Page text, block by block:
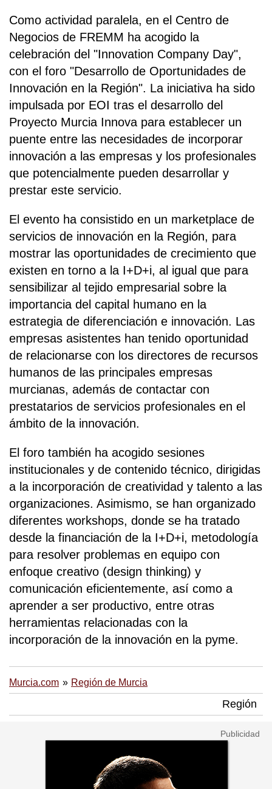
Como actividad paralela, en el Centro de
Negocios de FREMM ha acogido la
celebración del "Innovation Company Day",
con el foro "Desarrollo de Oportunidades de
Innovación en la Región". La iniciativa ha sido
impulsada por EOI tras el desarrollo del
Proyecto Murcia Innova para establecer un
puente entre las necesidades de incorporar
innovación a las empresas y los profesionales
que potencialmente pueden desarrollar y
prestar este servicio.
El evento ha consistido en un marketplace de
servicios de innovación en la Región, para
mostrar las oportunidades de crecimiento que
existen en torno a la I+D+i, al igual que para
sensibilizar al tejido empresarial sobre la
importancia del capital humano en la
estrategia de diferenciación e innovación. Las
empresas asistentes han tenido oportunidad
de relacionarse con los directores de recursos
humanos de las principales empresas
murcianas, además de contactar con
prestatarios de servicios profesionales en el
ámbito de la innovación.
El foro también ha acogido sesiones
institucionales y de contenido técnico, dirigidas
a la incorporación de creatividad y talento a las
organizaciones. Asimismo, se han organizado
diferentes workshops, donde se ha tratado
desde la financiación de la I+D+i, metodología
para resolver problemas en equipo con
enfoque creativo (design thinking) y
comunicación eficientemente, así como a
aprender a ser productivo, entre otras
herramientas relacionadas con la
incorporación de la innovación en la pyme.
Murcia.com Región de Murcia
Región